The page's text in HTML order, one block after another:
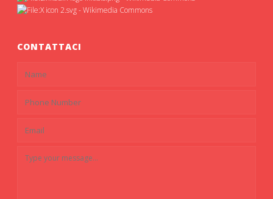
CONTATTACI